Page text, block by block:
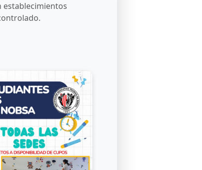
establecimientos